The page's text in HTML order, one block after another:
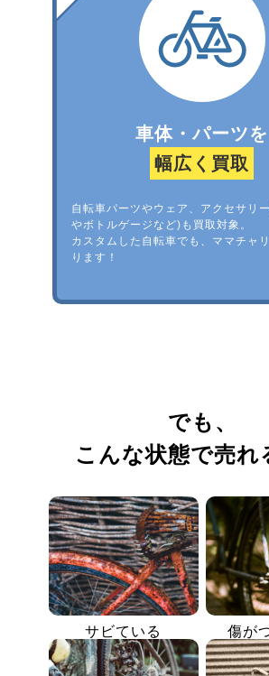
車体・パーツを
幅広く買取
自転車パーツやウェア、アクセサリ
やボトルゲージなど)も買取対象。
カスタムした自転車でも、ママチャ
ります！
でも、
こんな状態で売れ
サビている 傷が